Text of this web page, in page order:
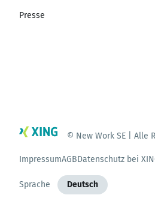
Presse
© New Work SE | Alle
ImpressumAGBDatenschutz bei
Sprache Deutsch